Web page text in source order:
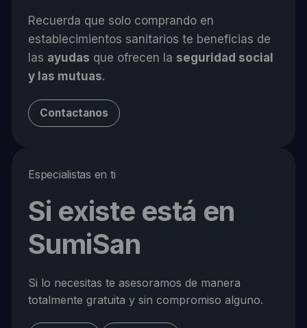
Recuerda que solo comprando en
establecimientos sanitarios te beneficias de
las ayudas que ofrecen la seguridad social
y las mutuas.
Contactanos
Especialistas en ti
Si existe está en
SumiSan
Si lo necesitas te asesoramos de manera
totalmente gratuita y sin compromiso alguno.